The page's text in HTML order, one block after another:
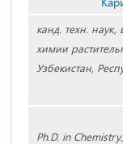
канд. техн.
химии
Узбекистан,
Ph.D. in